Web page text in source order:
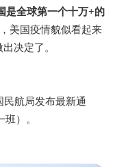
是全球第一个十万+的
，美国疫情貌似看起来
决定了。
民航局发布最新通
班）。